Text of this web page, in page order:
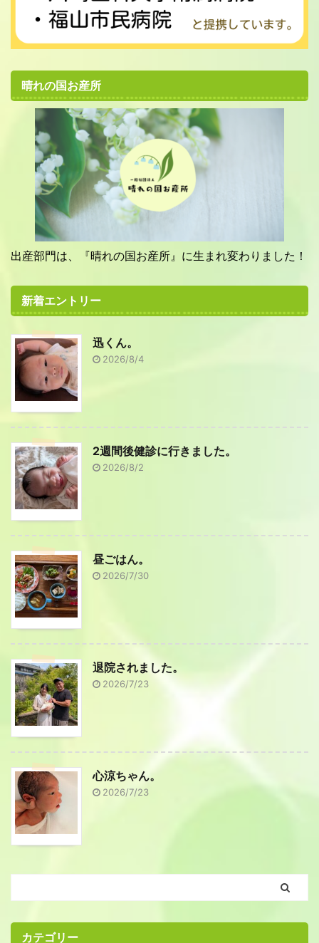
晴れの国お産所
出産部門は、『晴れの国お産所』に生まれ変わりました！
新着エントリー
迅くん。
2026/8/4
2週間後健診に行きました。
2026/8/2
昼ごはん。
2026/7/30
退院されました。
2026/7/23
心涼ちゃん。
2026/7/23
カテゴリー